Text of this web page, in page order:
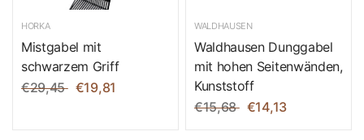
HORKA
Mistgabel mit
schwarzem Griff
€29,45
€19,81
WALDHAUSEN
Waldhausen Dunggabel
mit hohen Seitenwänden,
Kunststoff
€15,68
€14,13